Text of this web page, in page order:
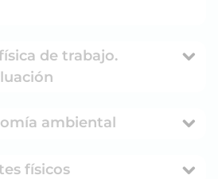
de trabajo.
ambiental
físicos